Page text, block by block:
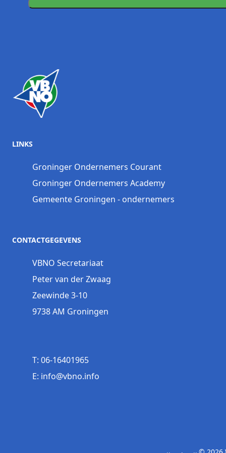
LINKS
Groninger Ondernemers Courant
Groninger Ondernemers Academy
Gemeente Groningen - ondernemers
CONTACTGEGEVENS
VBNO Secretariaat
Peter van der Zwaag
Zeewinde 3-10
9738 AM Groningen
T: 06-16401965
E: info@vbno.info